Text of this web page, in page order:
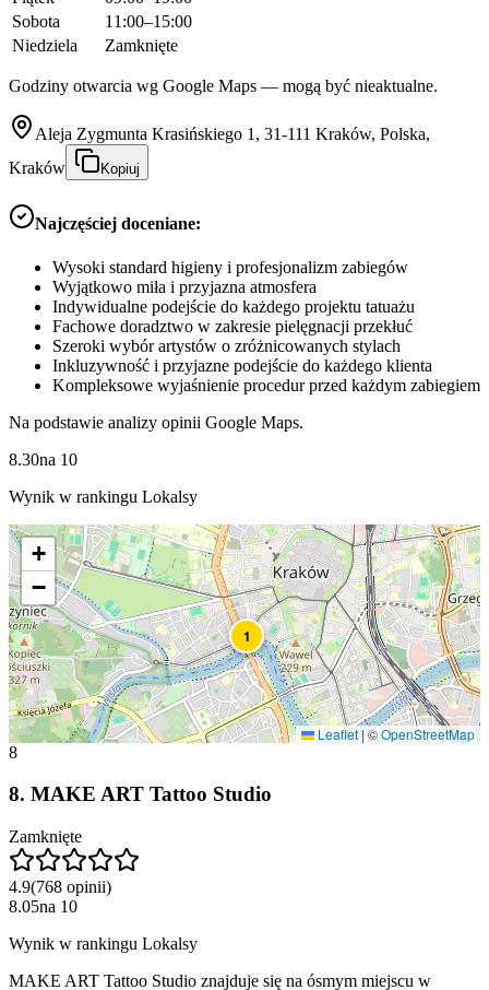
Sobota
11:00–15:00
Niedziela
Zamknięte
Godziny otwarcia wg Google Maps — mogą być nieaktualne.
Aleja Zygmunta Krasińskiego 1, 31-111 Kraków, Polska,
Kraków
Kopiuj
Najczęściej doceniane:
Wysoki standard higieny i profesjonalizm zabiegów
Wyjątkowo miła i przyjazna atmosfera
Indywidualne podejście do każdego projektu tatuażu
Fachowe doradztwo w zakresie pielęgnacji przekłuć
Szeroki wybór artystów o zróżnicowanych stylach
Inkluzywność i przyjazne podejście do każdego klienta
Kompleksowe wyjaśnienie procedur przed każdym zabiegiem
Na podstawie analizy opinii Google Maps.
8.30na 10
Wynik w rankingu Lokalsy
1
+
−
Leaflet |©OpenStreetMap
8
8. MAKE ART Tattoo Studio
Zamknięte
4.9(768 opinii)
8.05na 10
Wynik w rankingu Lokalsy
MAKE ART Tattoo Studio znajduje się na ósmym miejscu w